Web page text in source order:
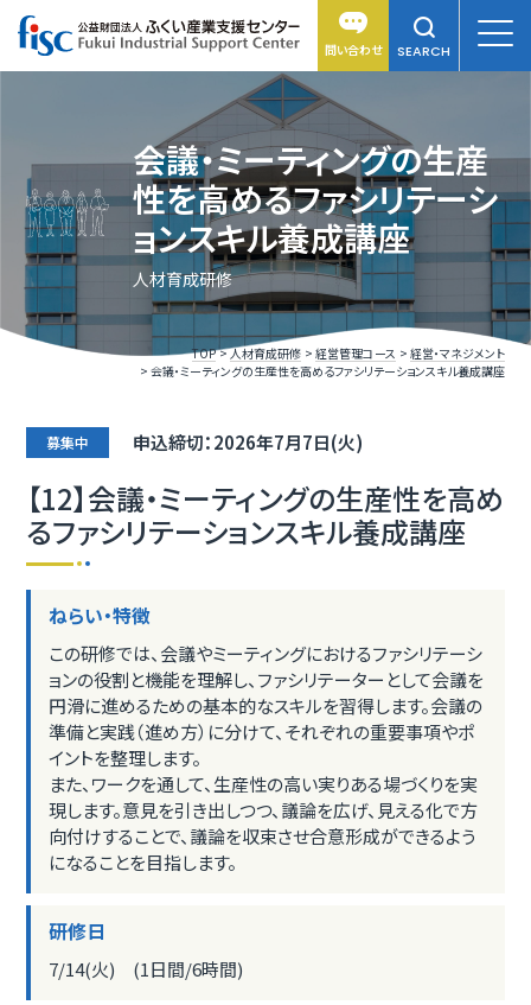
問い合わせ SEARCH
会議・ミーティングの生産
性を高めるファシリテーシ
ョンスキル養成講座
人材育成研修
TOP 人材育成研修 経営管理コース
経営・マネジメント
会議・ミーティングの生産性を高めるファシリテーションスキル養成講座
募集中 申込締切：2026年7月7日(火)
【12】会議・ミーティングの生産性を高め
るファシリテーションスキル養成講座
ねらい・特徴
この研修では、会議やミーティングにおけるファシリテーシ
ョンの役割と機能を理解し、ファシリテーターとして会議を
円滑に進めるための基本的なスキルを習得します。会議の
準備と実践（進め方）に分けて、それぞれの重要事項やポ
イントを整理します。
また、ワークを通して、生産性の高い実りある場づくりを実
現します。意見を引き出しつつ、議論を広げ、見える化で方
向付けすることで、議論を収束させ合意形成ができるよう
になることを目指します。
研修日
7/14(火) (1日間/6時間)